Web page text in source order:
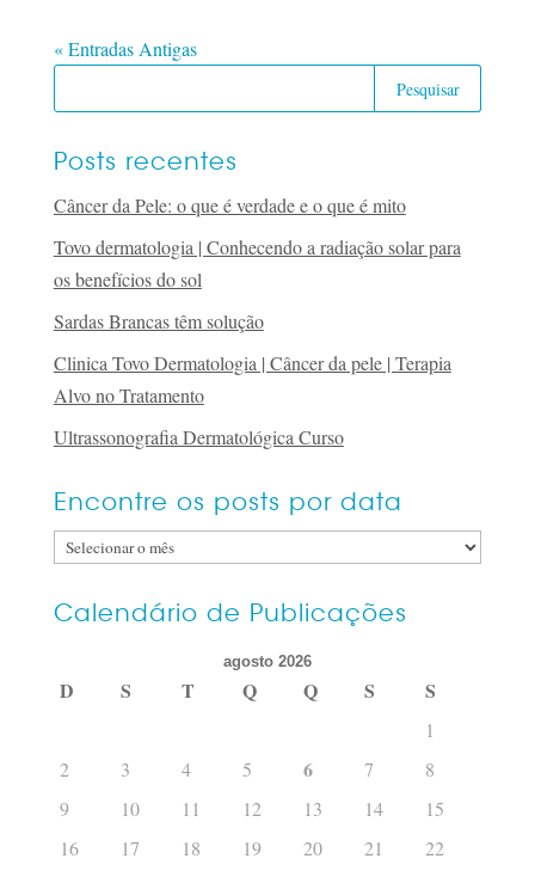
« Entradas Antigas
Posts recentes
Câncer da Pele: o que é verdade e o que é mito
Tovo dermatologia | Conhecendo a radiação solar para
os benefícios do sol
Sardas Brancas têm solução
Clinica Tovo Dermatologia | Câncer da pele | Terapia
Alvo no Tratamento
Ultrassonografia Dermatológica Curso
Encontre os posts por data
Encontre
posts
Calendário de Publicações
agosto 2026
D S T Q Q S S
1
2
3 4 5 6 7
8
9
10 11 12 13 14
15
16
17 18 19 20 21
22